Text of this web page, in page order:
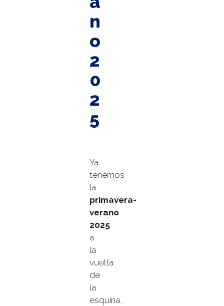
n
o
2
0
2
5
Ya
tenemos
la
primavera-
verano
2025
a
la
vuelta
de
la
esquina,